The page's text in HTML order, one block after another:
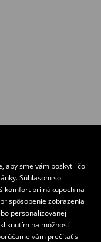
aby sme vám poskytli čo
Súhlasom so
komfort pri nákupoch na
zobrazenia
personalizovanej
na možnosť
vám prečítať si